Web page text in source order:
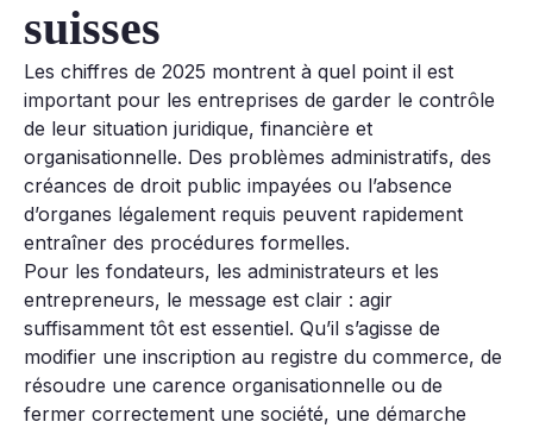
suisses
Les chiffres de 2025 montrent à quel point il est
important pour les entreprises de garder le contrôle
de leur situation juridique, financière et
organisationnelle. Des problèmes administratifs, des
créances de droit public impayées ou l’absence
d’organes légalement requis peuvent rapidement
entraîner des procédures formelles.
Pour les fondateurs, les administrateurs et les
entrepreneurs, le message est clair : agir
suffisamment tôt est essentiel. Qu’il s’agisse de
modifier une inscription au registre du commerce, de
résoudre une carence organisationnelle ou de
fermer correctement une société, une démarche